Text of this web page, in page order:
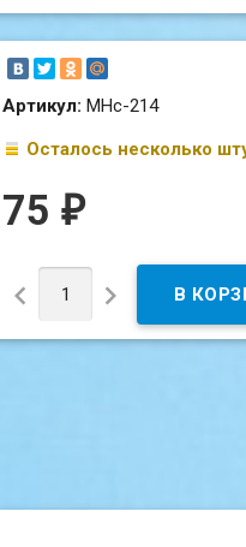
Артикул:МНс-214
Осталось несколько
75₽
 